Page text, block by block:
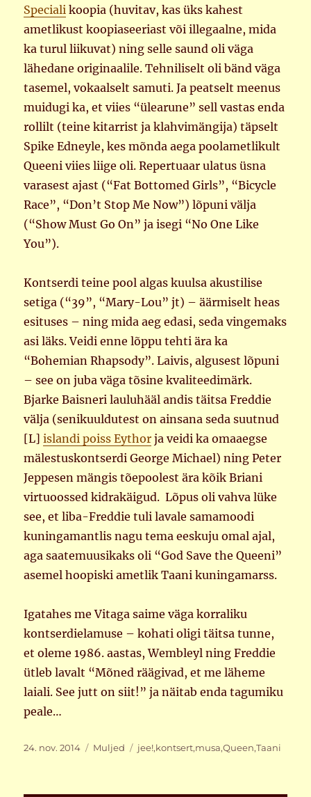
Speciali koopia (huvitav, kas üks kahest
ametlikust koopiaseeriast või illegaalne, mida
ka turul liikuvat) ning selle saund oli väga
lähedane originaalile. Tehniliselt oli bänd väga
tasemel, vokaalselt samuti. Ja peatselt meenus
muidugi ka, et viies “ülearune” sell vastas enda
rollilt (teine kitarrist ja klahvimängija) täpselt
Spike Edneyle, kes mõnda aega poolametlikult
Queeni viies liige oli. Repertuaar ulatus üsna
varasest ajast (“Fat Bottomed Girls”, “Bicycle
Race”, “Don’t Stop Me Now”) lõpuni välja
(“Show Must Go On” ja isegi “No One Like
You”).
Kontserdi teine pool algas kuulsa akustilise
setiga (“39”, “Mary-Lou” jt) – äärmiselt heas
esituses – ning mida aeg edasi, seda vingemaks
asi läks. Veidi enne lõppu tehti ära ka
“Bohemian Rhapsody”. Laivis, algusest lõpuni
– see on juba väga tõsine kvaliteedimärk.
Bjarke Baisneri lauluhääl andis täitsa Freddie
välja (senikuuldutest on ainsana seda suutnud
[L]islandi poiss Eythor ja veidi ka omaaegse
mälestuskontserdi George Michael) ning Peter
Jeppesen mängis tõepoolest ära kõik Briani
virtuoossed kidrakäigud. Lõpus oli vahva lüke
see, et liba-Freddie tuli lavale samamoodi
kuningamantlis nagu tema eeskuju omal ajal,
aga saatemuusikaks oli “God Save the Queeni”
asemel hoopiski ametlik Taani kuningamarss.
Igatahes me Vitaga saime väga korraliku
kontserdielamuse – kohati oligi täitsa tunne,
et oleme 1986. aastas, Wembleyl ning Freddie
ütleb lavalt “Mõned räägivad, et me läheme
laiali. See jutt on siit!” ja näitab enda tagumiku
peale…
Postitatud
24. nov. 2014 Rubriigid
Muljed Sildid
jee!,kontsert,musa,Queen,Taani